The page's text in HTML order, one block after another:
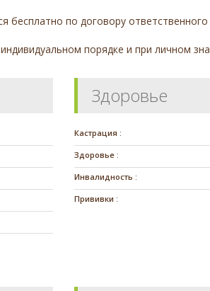
бесплатно по договору
порядке и при личном
Здоровье
Кастрация :
Здоровье :
Инвалидность :
Прививки :